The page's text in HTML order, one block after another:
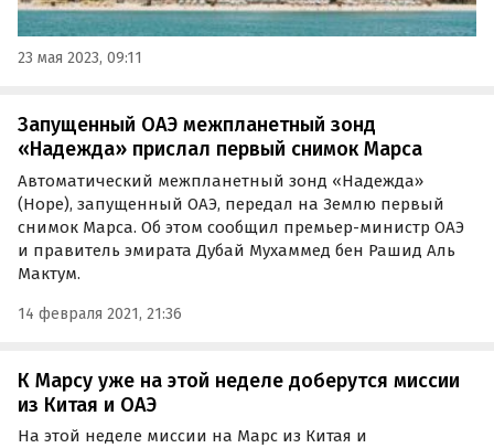
23 мая 2023, 09:11
Запущенный ОАЭ межпланетный зонд
«Надежда» прислал первый снимок Марса
Автоматический межпланетный зонд «Надежда»
(Hope), запущенный ОАЭ, передал на Землю первый
снимок Марса. Об этом сообщил премьер-министр ОАЭ
и правитель эмирата Дубай Мухаммед бен Рашид Аль
Мактум.
14 февраля 2021, 21:36
К Марсу уже на этой неделе доберутся миссии
из Китая и ОАЭ
На этой неделе миссии на Марс из Китая и